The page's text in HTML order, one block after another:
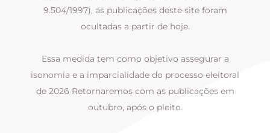
9.504/1997), as publicações deste site foram
ocultadas a partir de hoje.
Essa medida tem como objetivo assegurar a
isonomia e a imparcialidade do processo eleitoral
de 2026 Retornaremos com as publicações em
outubro, após o pleito.